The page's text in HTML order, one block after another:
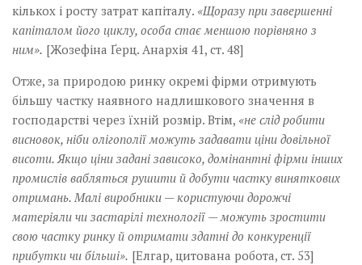
кількох і росту затрат капіталу. «Щоразу при завершенні
капіталом його циклу, особа стає меншою порівняно з
ним». [Жозефіна Ґерц. Анархія 41, ст. 48]
Отже, за природою ринку окремі фірми отримують
більшу частку наявного надлишкового значення в
господарстві через їхній розмір. Втім, «не слід робити
висновок, ніби олігополії можуть задавати ціни довільної
висоти. Якщо ціни задані зависоко, домінантні фірми інших
промислів вабляться рушити й добути частку виняткових
отримань. Малі виробники — користуючи дорожчі
матеріяли чи застарілі технології — можуть зростити
свою частку ринку й отримати здатні до конкуренції
прибутки чи більші». [Елгар, цитована робота, ст. 53]